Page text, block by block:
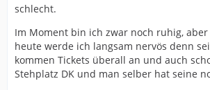
schlecht.
Im Moment bin ich zwar noch ruhig,
heute werde ich langsam nervös denn
kommen Tickets überall an und auch
Stehplatz DK und man selber hat seine